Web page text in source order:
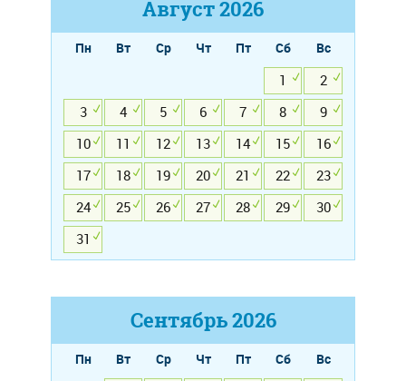
Август2026
Пн Вт Ср Чт Пт Сб
Вс
1
2
3
4 5 6 7 8
9
10
11 12 13 14 15
16
17
18 19 20 21 22
23
24
25 26 27 28 29
30
31
Сентябрь2026
Пн Вт Ср Чт Пт Сб
Вс